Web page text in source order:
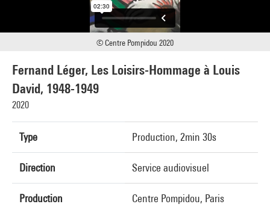
Fernand Léger, Les Loisirs-Hommage à Louis
David, 1948-1949
2020
Type Production, 2min 30s
Direction Service audiovisuel
Production Centre Pompidou, Paris
© Centre Pompidou 2020